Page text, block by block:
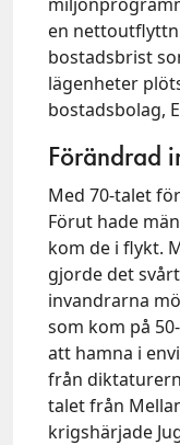
en
bostadsbrist
lägenheter
bostadsbolag,
Förändrad
Med 70-talet
Förut hade
kom de i flykt.
gjorde det
invandrarna
som kom på
att hamna i
från
talet från
krigshärjade